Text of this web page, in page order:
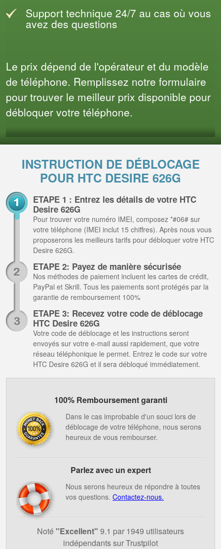
Support technique 24/7 au cas où vous
avez des questions
Le prix dépend de l'opérateur et du modèle
de téléphone. Remplissez notre formulaire
pour trouver le meilleur prix disponible pour
débloquer votre téléphone.
INSTRUCTION DE DÉBLOCAGE
POUR HTC DESIRE 626G
ETAPE 1 : Entrez les détails de votre HTC
Desire 626G
Pour trouver votre numéro IMEI, composez *#06# sur
votre téléphone (IMEI inclut 15 chiffres). Après nous vous
proposerons les meilleurs tarifs pour débloquer votre HTC
Desire 626G.
ETAPE 2: Payez de manière sécurisée
Nos méthodes de paiement incluent les cartes de crédit,
PayPal et Skrill. Tous les paiements sont protégés par la
garantie de remboursement 100%
ETAPE 3: Recevez votre code de déblocage
HTC Desire 626G
Votre code de déblocage et les instructions seront
envoyés sur votre e-mail aussi rapidement, que votre
réseau téléphonique le permet. Entrez le code sur votre
HTC Desire 626G et il sera débloqué immédiatement.
100% Remboursement garanti
Dans le cas improbable d'un souci lors de
déblocage de votre téléphone, nous serons
heureux de vous rembourser.
Parlez avec un expert
Nous serons heureux de répondre à toutes
vos questions. Contactez-nous.
Noté ''Excellent" 9.1 par 1949 utilisateurs
indépendants sur Trustpilot